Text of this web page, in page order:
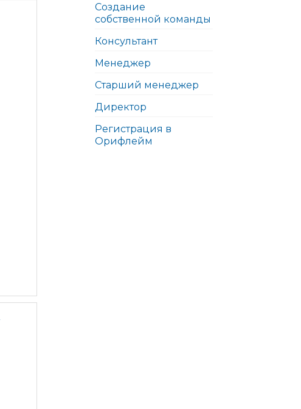
Создание
собственной команды
Консультант
Менеджер
Старший менеджер
Директор
Регистрация в
Орифлейм